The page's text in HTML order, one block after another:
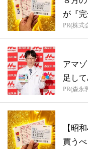
が『
PR(株式
アマ
足し
PR(森永
【昭
買う